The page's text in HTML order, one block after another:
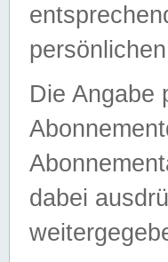
Die Angabe
dabei